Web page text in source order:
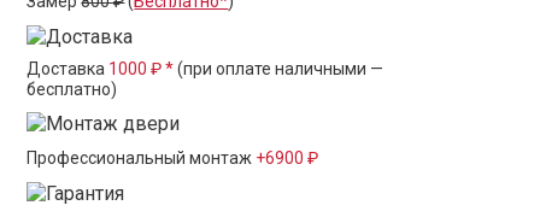
Доставка 1000 ₽ *(при оплате наличными —
бесплатно)
Профессиональный монтаж +6900 ₽